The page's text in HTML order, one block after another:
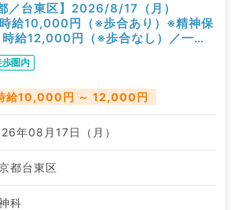
／台東区】2026/8/17（月）
給10,000円（※歩合あり）※精神保
給12,000円（※歩合なし）／一般
圏内
給10,000円 ～ 12,000円
年08月17日（月）
都台東区
科